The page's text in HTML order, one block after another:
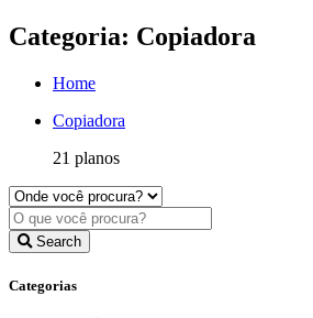
Categoria: Copiadora
Home
Copiadora
21 planos
Search
Categorias